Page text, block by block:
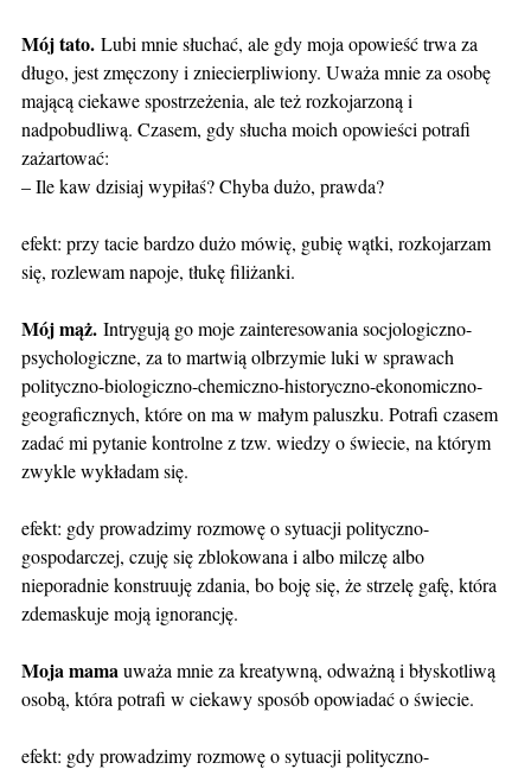
Mój tato. Lubi mnie słuchać, ale gdy moja opowieść trwa za
długo, jest zmęczony i zniecierpliwiony. Uważa mnie za osobę
mającą ciekawe spostrzeżenia, ale też rozkojarzoną i
nadpobudliwą. Czasem, gdy słucha moich opowieści potrafi
zażartować:
– Ile kaw dzisiaj wypiłaś? Chyba dużo, prawda?
efekt: przy tacie bardzo dużo mówię, gubię wątki, rozkojarzam
się, rozlewam napoje, tłukę filiżanki.
Mój mąż. Intrygują go moje zainteresowania socjologiczno-
psychologiczne, za to martwią olbrzymie luki w sprawach
polityczno-biologiczno-chemiczno-historyczno-ekonomiczno-
geograficznych, które on ma w małym paluszku. Potrafi czasem
zadać mi pytanie kontrolne z tzw. wiedzy o świecie, na którym
zwykle wykładam się.
efekt: gdy prowadzimy rozmowę o sytuacji polityczno-
gospodarczej, czuję się zblokowana i albo milczę albo
nieporadnie konstruuję zdania, bo boję się, że strzelę gafę, która
zdemaskuje moją ignorancję.
Moja mama uważa mnie za kreatywną, odważną i błyskotliwą
osobą, która potrafi w ciekawy sposób opowiadać o świecie.
efekt: gdy prowadzimy rozmowę o sytuacji polityczno-